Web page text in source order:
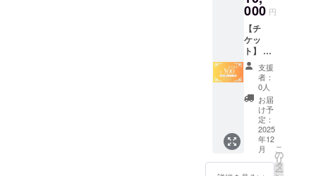
グで支
援をし
た旨と
御氏名
お声掛
けくだ
さい。※
支援時
に備考
欄に必
ず御氏
名をご
記入く
ださ
い。チ
ちらの
ご支援
を頂い
た方は
後日ブ
ログ等
で、お
名前を
掲載さ
せて頂
きます
（辞退
可・ペ
ンネー
ム可）
000 円
【チ
ケッ
ト】 お
食事チ
ケット
12,000
円分
（500円
×24枚）
・当店
でのお
食事代
にご利
支援
者：
0人
お届
け予
定：
2025
年12
月
こ
の
リ
タ
ー